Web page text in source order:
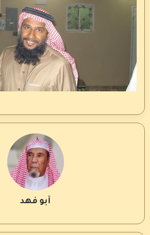
أبو فهد